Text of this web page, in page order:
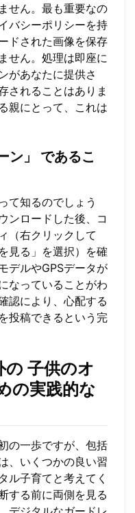
せん。最も重要なの
バシーポリシーを持
ドされた画像を保存
せん。処理は即座に
があなたに提供さ
されることはありま
親にとって、これは
ン」
であるこ
て知るのでしょう
ンロードした後、コ
（右クリックして
見る」を選択）を確
デルやGPSデータが
なっていることがわ
認により、心配する
投稿できるという完
の 子供のオ
の実践的な
の一歩ですが、包括
、いくつかの良い習
ル子育てと考えてく
する前に両側を見る